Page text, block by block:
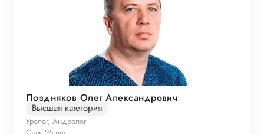
Поздняков Олег Александрович
Высшая категория
Уролог, Андролог